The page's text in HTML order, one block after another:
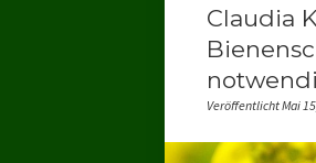
Claudia
Veröffentlicht Mai